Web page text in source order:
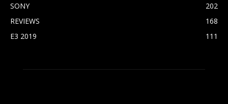
SONY
202
REVIEWS
168
E3 2019
111